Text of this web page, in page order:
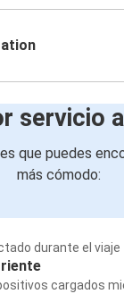
servicio
que puedes
más cómodo:
durante el viaje
cargados